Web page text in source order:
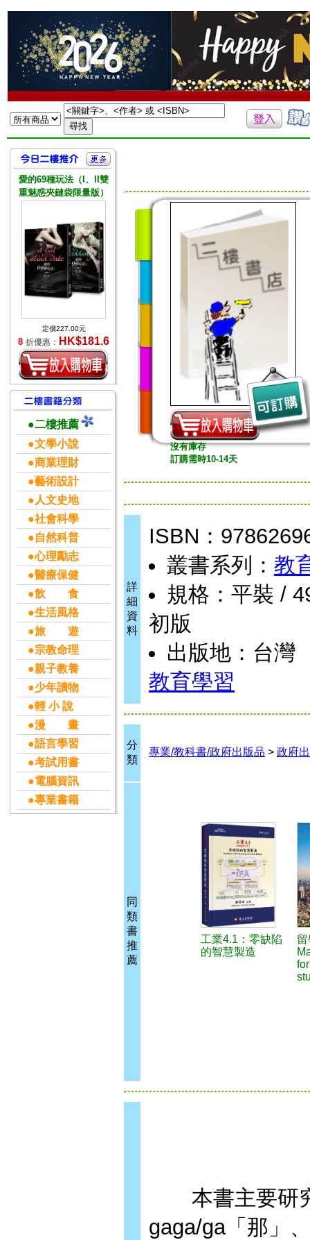
愛的69種玩法（I、II雙
重魅惑夾鏈袋限量版）
定價227.00元
8 折優惠： HK$181.6
●二樓推薦
●文學小說
●商業理財
●藝術設計
●人文史地
●社會科學
●自然科普
●心理勵志
●醫療保健
●飲 食
●生活風格
●旅 遊
●宗教命理
●親子教養
●少年讀物
●輕 小 說
●漫 畫
●語言學習
●考試用書
●電腦資訊
●專業書籍
沒有庫存
訂購需時10-14天
詳
細
資
料
ISBN：
叢書系列： 教
規格：平裝 /
初版
出版地：台灣
教育學習
分
類
專業/教科書/政府出版品 > 政府
同
類
書
推
薦
工業4.1：零缺陷
的智慧製造
本書主要研究
gaga/ga「那」